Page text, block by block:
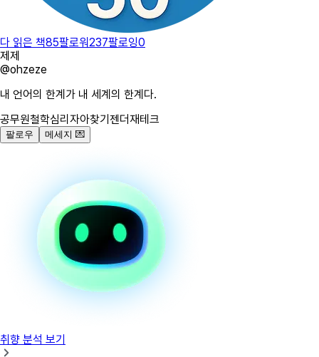
다 읽은 책85팔로워237팔로잉0
제제
@ohzeze
내 언어의 한계가 내 세계의 한계다.
공무원철학심리 자아찾기젠더재테크
팔로우 메세지 💌
취향 분석 보기